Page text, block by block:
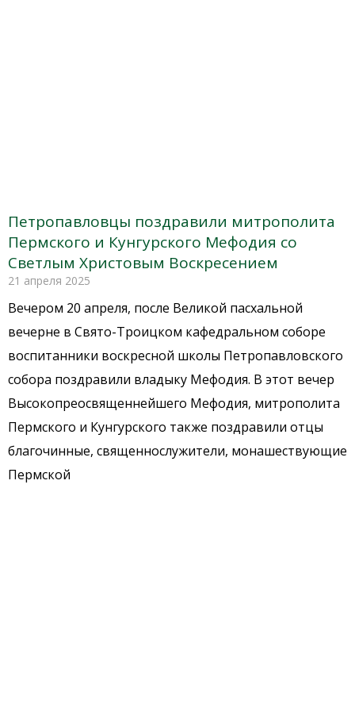
Петропавловцы поздравили митрополита
Пермского и Кунгурского Мефодия со
Светлым Христовым Воскресением
21 апреля 2025
Вечером 20 апреля, после Великой пасхальной
вечерне в Свято-Троицком кафедральном соборе
воспитанники воскресной школы Петропавловского
собора поздравили владыку Мефодия. В этот вечер
Высокопреосвященнейшего Мефодия, митрополита
Пермского и Кунгурского также поздравили отцы
благочинные, священнослужители, монашествующие
Пермской